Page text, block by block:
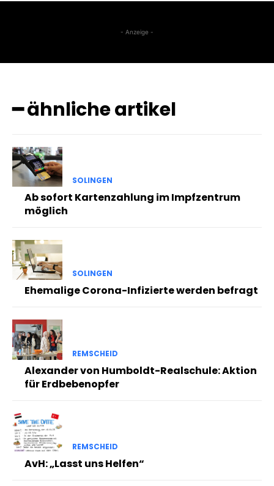
- Anzeige -
━ ähnliche artikel
SOLINGEN
Ab sofort Kartenzahlung im Impfzentrum
möglich
SOLINGEN
Ehemalige Corona-Infizierte werden befragt
REMSCHEID
Alexander von Humboldt-Realschule: Aktion
für Erdbebenopfer
REMSCHEID
AvH: „Lasst uns Helfen“